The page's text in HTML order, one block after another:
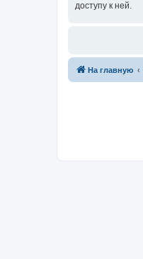
доступу к ней.
На главную